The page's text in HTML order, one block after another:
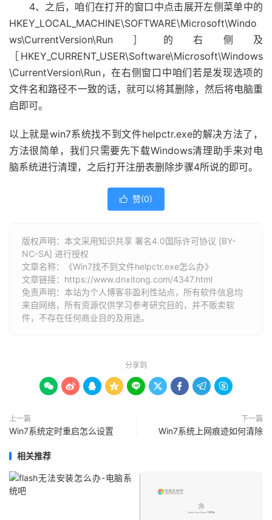
4、之后，咱们在打开的窗口中点击展开左侧菜单中的
HKEY_LOCAL_MACHINE\SOFTWARE\Microsoft\Windo
ws\CurrentVersion\Run］的右侧及
［HKEY_CURRENT_USER\Software\Microsoft\Windows
\CurrentVersion\Run，在右侧窗口中咱们若是发现选项的
文件名和路径不一致的话，就可以将其删除，然后将电脑重
启即可。
以上就是win7系统找不到文件helpctr.exe的解决方法了，
方法很简单，我们只需要先下载Windows清理助手来对电
脑系统进行清理，之后打开注册表删除步骤4所说的即可。
 赞(0)
版权声明：本文采用知识共享 署名4.0国际许可协议 [BY-
NC-SA] 进行授权
文章名称：《Win7找不到文件helpctr.exe怎么办》
文章链接： https://www.dnxitong.com/4347.html
免责声明：本站为个人博客非盈利性站点，所有软件信息均
来自网络，所有资源仅供学习参考研究目的，并不贩卖软
件，不存在任何商业目的及用途。
分享到
        
上一篇
Win7系统定时重启怎么设置
下一篇
Win7系统上网痕迹如何清除
相关推荐